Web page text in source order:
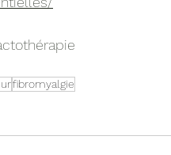
fibromyalgie